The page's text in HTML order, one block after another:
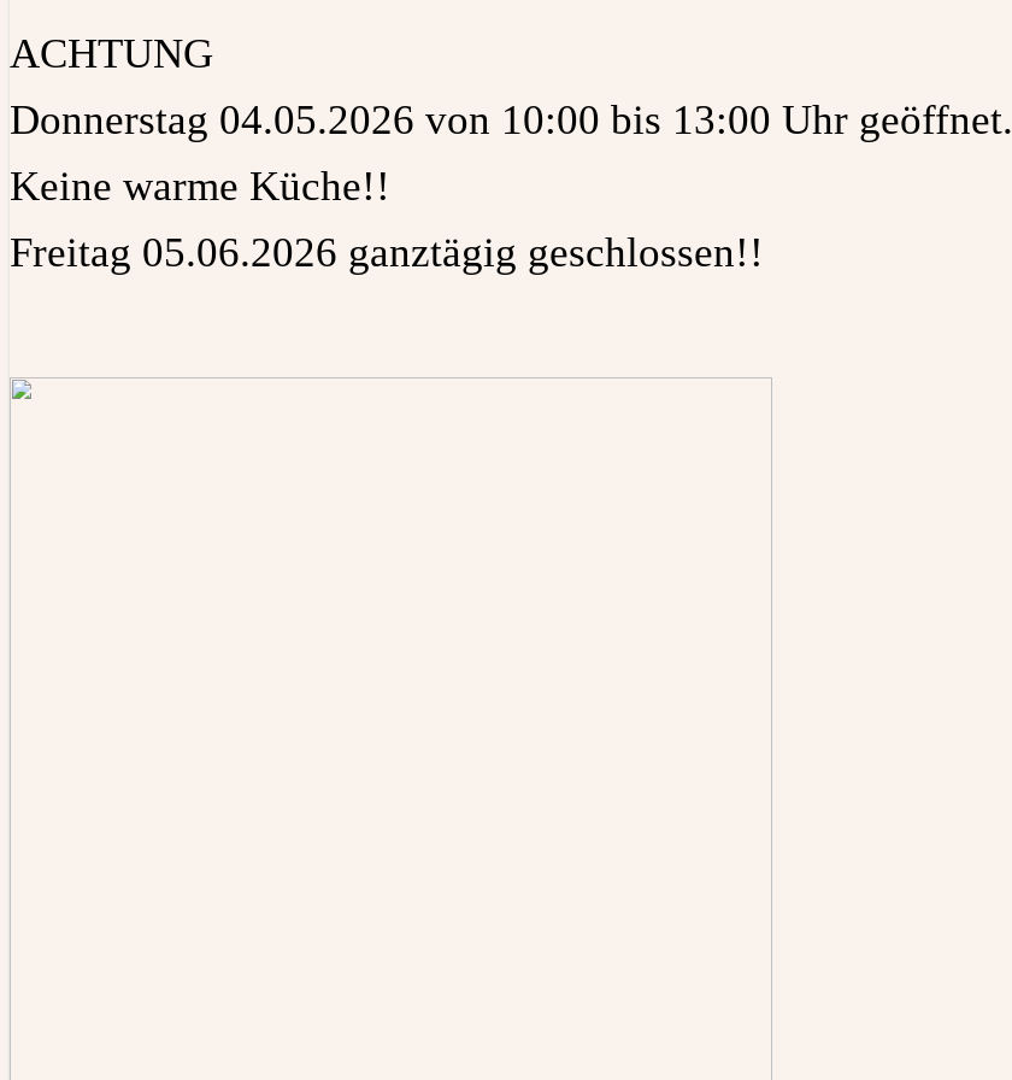
ACHTUNG
Donnerstag 04.05.2026 von 10:00 bis 13:00 Uhr geöffnet.
Keine warme Küche!!
Freitag 05.06.2026 ganztägig geschlossen!!